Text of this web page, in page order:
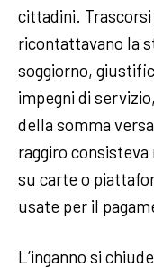
cittadini.
ricontattavano la
soggiorno,
impegni di
della somma
raggiro
su carte o
usate per il
L’inganno si